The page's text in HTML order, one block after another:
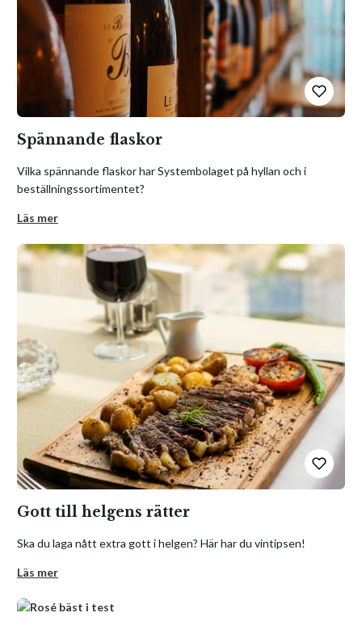
Spännande flaskor
Vilka spännande flaskor har Systembolaget på hyllan och i
beställningssortimentet?
Läs mer
Gott till helgens rätter
Ska du laga nått extra gott i helgen? Här har du vintipsen!
Läs mer